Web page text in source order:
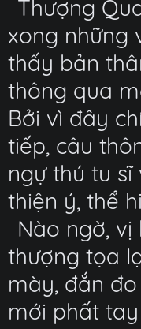
Thượng
xong những
thấy bản
thông qua
Bởi vì đây
tiếp, câu
ngự thú tu
thiện ý, thể
Nào ngờ,
thượng tọa
mày, đắn
mới phất